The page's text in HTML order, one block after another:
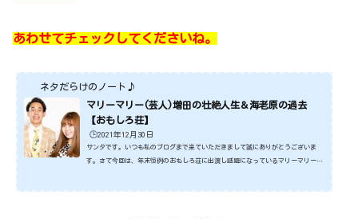
あわせてチェックしてくださいね。
ネタだらけのノート♪
マリーマリー(芸人)増田の壮絶人生＆海老原の過去
【おもしろ荘】
🕒️2021年12月30日
サンタです。いつも私のブログまで来ていただきまして誠にありがとうございま
す。さて今回は、年末恒例のおもしろ荘に出演し話題になっているマリーマリーさ